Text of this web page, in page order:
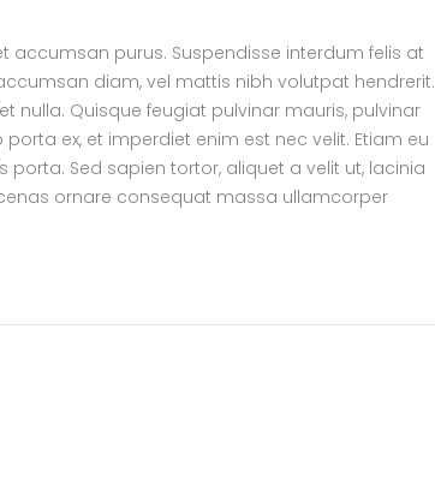
accumsan purus. Suspendisse interdum felis at
diam, vel mattis nibh volutpat hendrerit.
nulla. Quisque feugiat pulvinar mauris, pulvinar
ex, et imperdiet enim est nec velit. Etiam eu
Sed sapien tortor, aliquet a velit ut, lacinia
ornare consequat massa ullamcorper